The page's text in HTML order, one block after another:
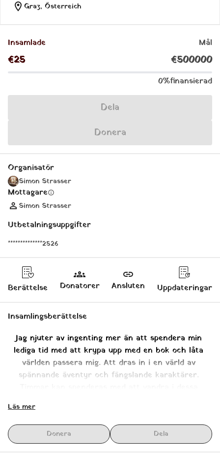
location_on Graz, Österreich
Insamlade Mål
€ 25 € 500 000
0%finansierad
Dela
Donera
Organisatör
Simon Strasser
Mottagareinfo
Simon Strasser
Utbetalningsuppgifter
**************2526
Berättelse
groups
Donatorer
link
Ansluten
Uppdateringar
Insamlingsberättelse
Jag njuter av ingenting mer än att spendera min
lediga tid med att krypa upp med en bok och låta
världen passera mig. Att dras in i en värld av
spännande äventyr och fängslande karaktärer.
Tyvärr, en vanlig förekomst. Inte bara för att vi nu
behöver återvända till verkligheten, utan vi behöver
också hitta en ny roman. En roman som lyckas
Läs mer
Donera Dela